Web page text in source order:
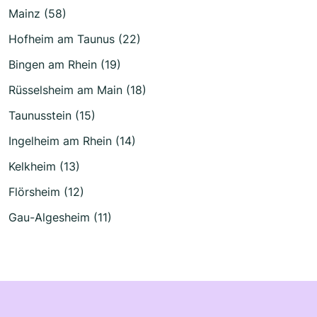
Mainz (58)
Hofheim am Taunus (22)
Bingen am Rhein (19)
Rüsselsheim am Main (18)
Taunusstein (15)
Ingelheim am Rhein (14)
Kelkheim (13)
Flörsheim (12)
Gau-Algesheim (11)